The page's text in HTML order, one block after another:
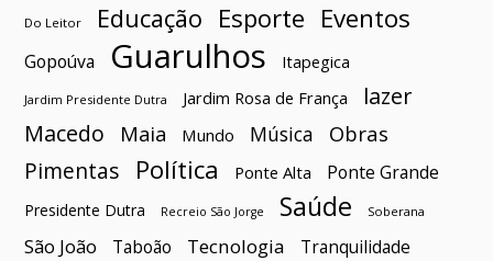
Do Leitor Educação Esporte Eventos
Gopoúva Guarulhos Itapegica
Jardim Presidente Dutra Jardim Rosa de França
lazer
Macedo
Maia Mundo Música Obras
Pimentas Política Ponte Alta Ponte Grande
Presidente Dutra Recreio São Jorge Saúde Soberana
São João Taboão Tecnologia Tranquilidade